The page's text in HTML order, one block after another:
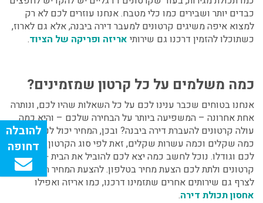
כבדים יותר ושבירים כמו כלי מטבח. אנחנו עוזרים לכם לא רק
למצוא איפה משיגים קרטונים למעבר דירה ביבנה, אלא גם לארוז,
כשתוכלו להזמין דרכנו גם שירותי אריזה ופריקה של הציוד.
כמה משלמים על כל קרטון שמזמינים?
אנחנו בטוחים שכבר ענינו לכם על כל השאלות שהיו לכם, ונותרה
אחת אחרונה – המשפיעה ביותר על הבחירה שלכם – והיאכמה
עולה קרטונים להעברת דירה ביבנה? ובכן, המחיר יכול לנוע בין
כמה שקלים וכמה עשרות שקלים, זאת לפי סוג הקרטון שיידרש
לכם וגודלו. נוכל לחשב כמה יצא לכם להוביל את הבית + להזמין
קרטונים ולתת לכם הצעת מחיר בטלפון. להצעת המחיר הזו נוכל
לצרף גם שירותים אחרים שתזמינו דרכנו, כמו אריזה ואפילו
אחסון תכולת דירה.